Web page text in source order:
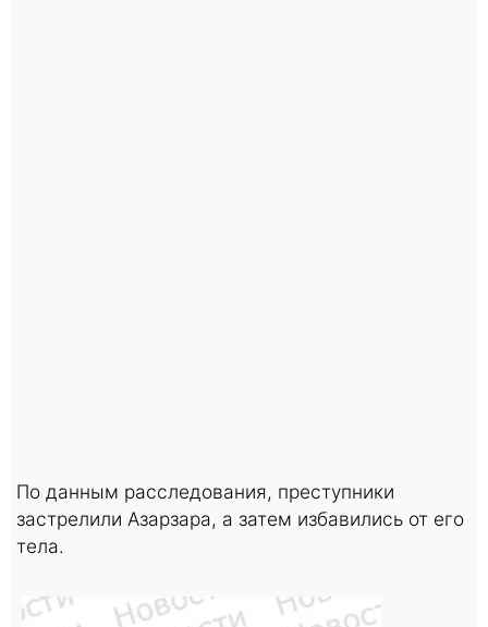
По данным расследования, преступники
застрелили Азарзара, а затем избавились от его
тела.